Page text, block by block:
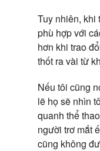
Tuy nhiên, khi
phù hợp với
hơn khi trao
thốt ra vài từ
Nếu tôi cũng
lẽ họ sẽ nhìn
quanh thể
người trơ mắt
cũng không